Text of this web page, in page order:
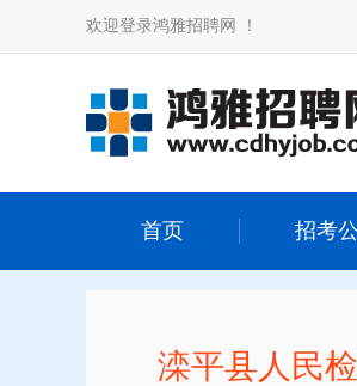
欢迎登录鸿雅招聘网 ！
首页 招考
滦平县人民